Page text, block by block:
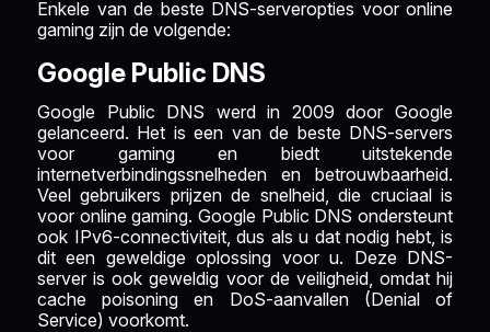
Enkele van de beste DNS-serveropties voor online
gaming zijn de volgende:
Google Public DNS
Google Public DNS werd in 2009 door Google
gelanceerd. Het is een van de beste DNS-servers
voor gaming en biedt uitstekende
internetverbindingssnelheden en betrouwbaarheid.
Veel gebruikers prijzen de snelheid, die cruciaal is
voor online gaming. Google Public DNS ondersteunt
ook IPv6-connectiviteit, dus als u dat nodig hebt, is
dit een geweldige oplossing voor u. Deze DNS-
server is ook geweldig voor de veiligheid, omdat hij
cache poisoning en DoS-aanvallen (Denial of
Service) voorkomt.